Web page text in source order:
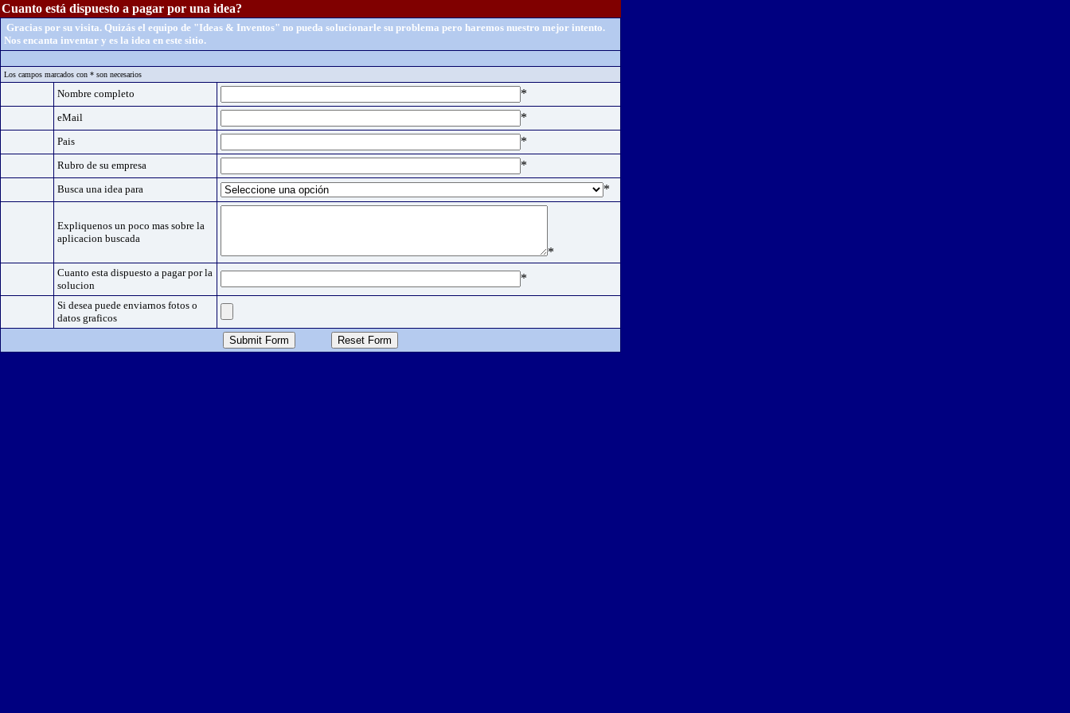
Cuanto está dispuesto a pagar por una idea?
Gracias por su visita. Quizás el equipo de "Ideas & Inventos" no pueda solucionarle su problema pero haremos nuestro mejor intento.
Nos encanta inventar y es la idea en este sitio.
Los campos marcados con * son necesarios
Nombre completo *
eMail *
Pais *
Rubro de su empresa *
Busca una idea para *
Expliquenos un poco mas sobre la
aplicacion buscada
*
Cuanto esta dispuesto a pagar por la
solucion
*
Si desea puede enviarnos fotos o
datos graficos